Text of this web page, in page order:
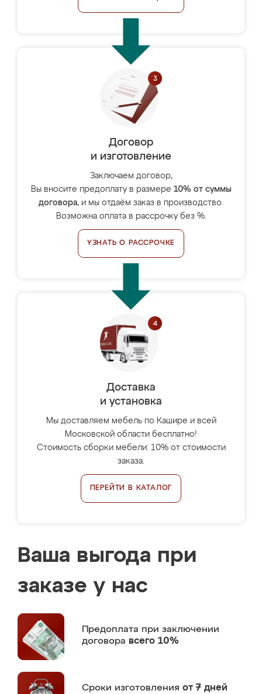
Договор
и изготовление
Заключаем договор,
Вы вносите предоплату в размере 10% от суммы
договора, и мы отдаём заказ в производство.
Возможна оплата в рассрочку без %.
УЗНАТЬ О РАССРОЧКЕ
Доставка
и установка
Мы доставляем мебель по Кашире и всей
Московской области бесплатно!
Стоимость сборки мебели: 10% от стоимости
заказа.
ПЕРЕЙТИ В КАТАЛОГ
Ваша выгода при
заказе у нас
Предоплата при заключении
договора всего 10%
Сроки изготовления от 7 дней